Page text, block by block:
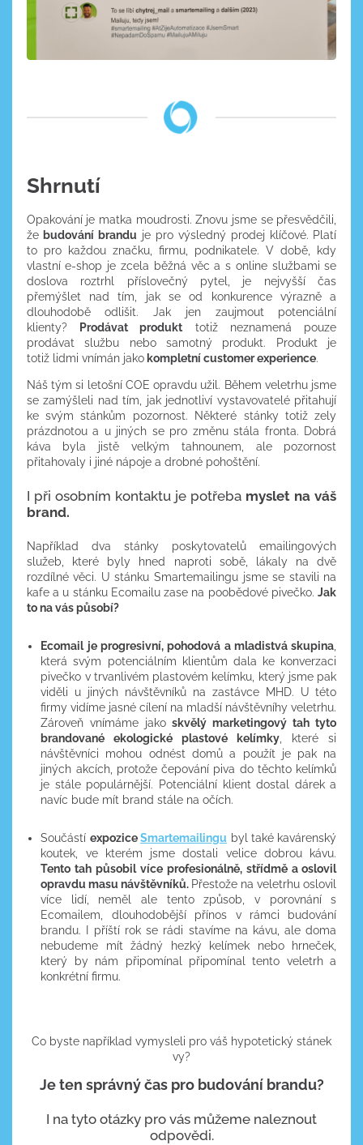
Shrnutí
Opakování je matka moudrosti. Znovu jsme se přesvědčili,
že budování brandu je pro výsledný prodej klíčové. Platí
to pro každou značku, firmu, podnikatele. V době, kdy
vlastní e-shop je zcela běžná věc a s online službami se
doslova roztrhl příslovečný pytel, je nejvyšší čas
přemýšlet nad tím, jak se od konkurence výrazně a
dlouhodobě odlišit. Jak jen zaujmout potenciální
klienty?
Prodávat produkt totiž neznamená pouze
prodávat službu nebo samotný produkt. Produkt je
totiž lidmi vnímán jakokompletní customer experience.
Náš tým si letošní COE opravdu užil. Během veletrhu jsme
se zamýšleli nad tím, jak jednotliví vystavovatelé přitahují
ke svým stánkům pozornost. Některé stánky totiž zely
prázdnotou a u jiných se pro změnu stála fronta. Dobrá
káva byla jistě velkým tahnounem, ale pozornost
přitahovaly i jiné nápoje a drobné pohoštění.
I při osobním kontaktu je potřeba myslet na váš
brand.
Například dva stánky poskytovatelů emailingových
služeb, které byly hned naproti sobě, lákaly na dvě
rozdílné věci. U stánku Smartemailingu jsme se stavili na
kafe a u stánku Ecomailu zase na poobědové pivečko.Jak
to na vás působí?
Ecomail je progresivní, pohodová a mladistvá skupina
která svým potenciálním klientům dala ke konverzaci
pivečko v trvanlivém plastovém kelímku, který jsme pak
viděli u jiných návštěvníků na zastávce MHD. U této
firmy vidíme jasné cílení na mladší návštěvníhy veletrhu.
Zároveň vnímáme jako skvělý marketingový tah tyto
brandované ekologické plastové kelímky , které si
návštěvníci mohou odnést domů a použít je pak na
jiných akcích, protože čepování piva do těchto kelímků
je stále populárnější. Potenciální klient dostal dárek a
navíc bude mít brand stále na očích.
Součástí expoziceSmartemailingu byl také kavárenský
koutek, ve kterém jsme dostali velice dobrou kávu.
Tento tah působil více profesionálně, střídmě a oslovil
opravdu masu návštěvníků. Přestože na veletrhu oslovil
více lidí, neměl ale tento způsob, v porovnání s
Ecomailem, dlouhodobější přínos v rámci budování
brandu. I příští rok se rádi stavíme na kávu, ale doma
nebudeme mít žádný hezký kelímek nebo hrneček,
který by nám připomínal připomínal tento veletrh a
konkrétní firmu.
Co byste například vymysleli pro váš hypotetický stánek
vy?
Je ten správný čas pro budování brandu?
I na tyto otázky pro vás můžeme naleznout
odpovědi.